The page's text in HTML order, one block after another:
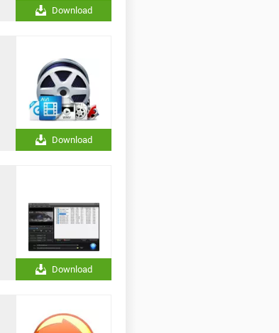
Download
Download
Download